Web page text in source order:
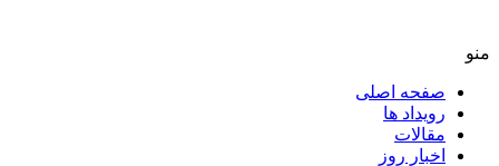
منو
صفحه اصلی
رویداد ها
مقالات
اخبار روز